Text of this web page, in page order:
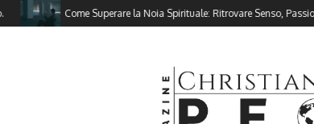
Come Superare la Noia Spirituale: Ritrovare Senso, Passione e